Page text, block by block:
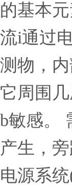
的基本
流i通过
测物，
它周围
b敏感。
产生，
电源系